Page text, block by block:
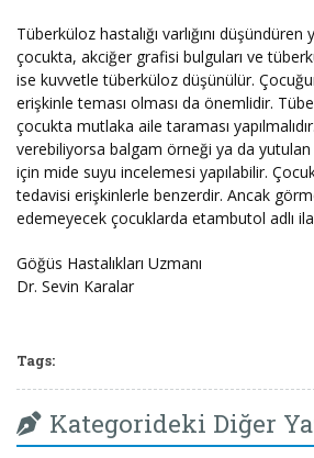
Tüberküloz hastalığı varlığını düşündüren
çocukta, akciğer grafisi bulguları ve
ise kuvvetle tüberküloz düşünülür.
erişkinle teması olması da önemlidir.
çocukta mutlaka aile taraması
verebiliyorsa balgam örneği ya da yutulan
için mide suyu incelemesi yapılabilir.
tedavisi erişkinlerle benzerdir. Ancak
edemeyecek çocuklarda etambutol adlı
Göğüs Hastalıkları Uzmanı
Dr. Sevin Karalar
Tags:
Kategorideki Diğer